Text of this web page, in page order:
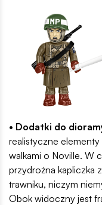
• Dodatki do
realistyczne
walkami o Noville. W
przydrożna kapliczka
trawniku, niczym
Obok widoczny jest